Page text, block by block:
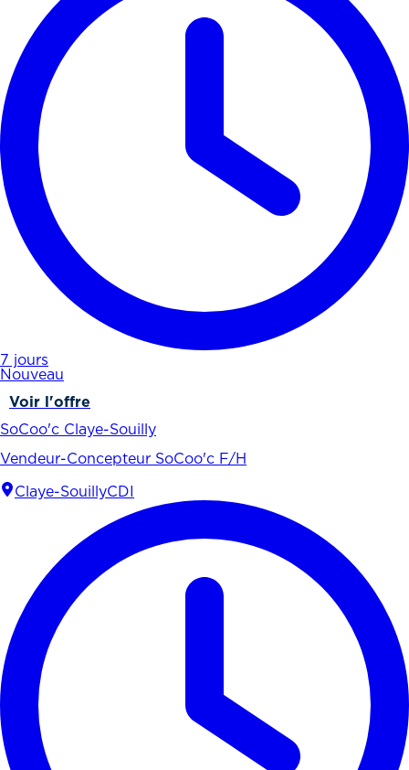
7 jours
Nouveau
Voir l'offre
SoCoo'c Claye-Souilly
Vendeur-Concepteur SoCoo'c F/H
Claye-SouillyCDI